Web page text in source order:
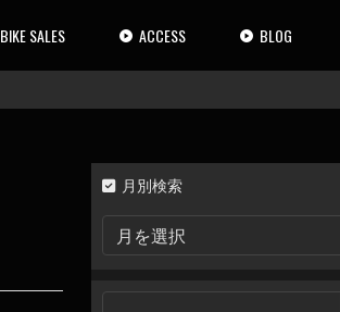
BIKE SALES ACCESS BLOG
月別検索
月
検